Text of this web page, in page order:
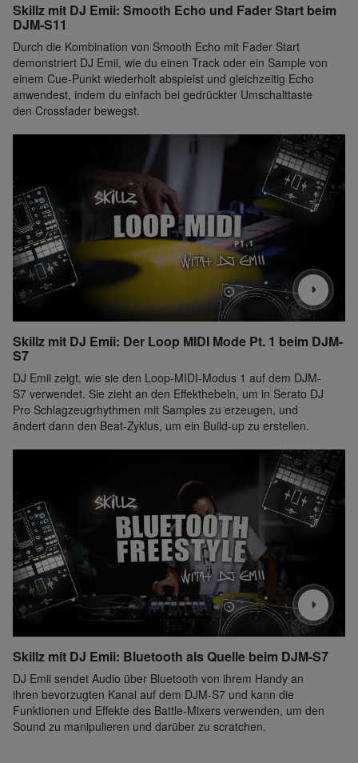
Skillz mit DJ Emii: Smooth Echo und Fader Start beim
DJM-S11
Durch die Kombination von Smooth Echo mit Fader Start
demonstriert DJ Emii, wie du einen Track oder ein Sample von
einem Cue-Punkt wiederholt abspielst und gleichzeitig Echo
anwendest, indem du einfach bei gedrückter Umschalttaste
den Crossfader bewegst.
Skillz mit DJ Emii: Der Loop MIDI Mode Pt. 1 beim DJM-
S7
DJ Emii zeigt, wie sie den Loop-MIDI-Modus 1 auf dem DJM-
S7 verwendet. Sie zieht an den Effekthebeln, um in Serato DJ
Pro Schlagzeugrhythmen mit Samples zu erzeugen, und
ändert dann den Beat-Zyklus, um ein Build-up zu erstellen.
Skillz mit DJ Emii: Bluetooth als Quelle beim DJM-S7
DJ Emii sendet Audio über Bluetooth von ihrem Handy an
ihren bevorzugten Kanal auf dem DJM-S7 und kann die
Funktionen und Effekte des Battle-Mixers verwenden, um den
Sound zu manipulieren und darüber zu scratchen.